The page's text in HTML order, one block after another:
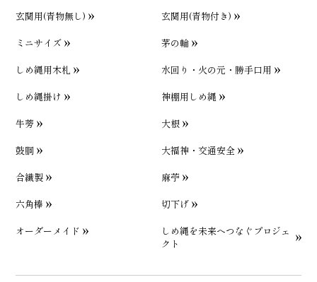
玄関用(青物無し)
玄関用(青物付き)
ミニサイズ
茅の輪
しめ縄用木札
水回り・火の元・勝手口用
しめ縄掛け
神棚用しめ縄
牛蒡
大根
鼓胴
大福神・交通安全
合繊製
麻苧
六角棒
切下げ
オーダーメイド
しめ縄を未来へつなぐプロジェ
クト